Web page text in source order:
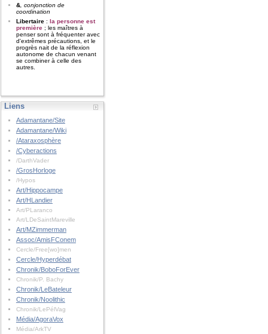
&, conjonction de
coordination
Libertaire: la personne est
première; les maîtres à
penser sont à fréquenter avec
d'extrêmes précautions, et le
progrès nait de la réflexion
autonome de chacun venant
se combiner à celle des
autres.
Liens
Adamantane/Site
Adamantane/Wiki
/Ataraxosphère
/Cyberactions
/DarthVader
/GrosHorloge
/Hypos
Art/Hippocampe
Art/HLandier
Art/PLaranco
Art/LDeSaintMareville
Art/MZimmerman
Assoc/AmisFConem
Cercle/Free[wo]men
Cercle/Hyperdébat
Chronik/BoboForEver
Chronik/P. Bachy
Chronik/LeBateleur
Chronik/Noolithic
Chronik/LePélVag
Média/AgoraVox
Média/ArkTV